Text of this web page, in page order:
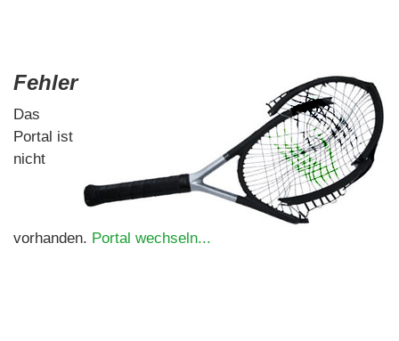
Fehler
Das
Portal ist
nicht
vorhanden. Portal wechseln...